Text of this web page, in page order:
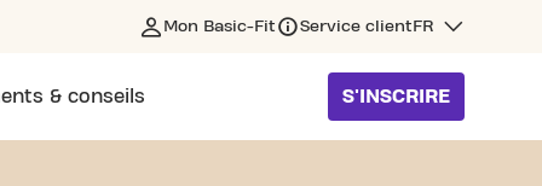
Mon Basic-Fit Service client FR
& conseils S'INSCRIRE